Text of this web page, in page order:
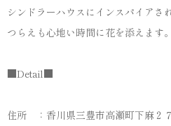
シンドラーハウスにインスパイアさ
つらえも心地い時間に花を添えます。
■Detail■
住所 ：香川県三豊市高瀬町下麻２